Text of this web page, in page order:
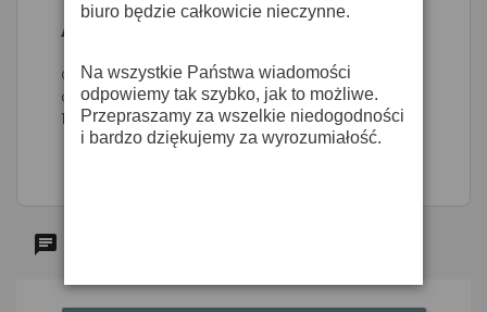
Apart CM 6 QFT - głośnik instalacyjny
Quick fit system - 205 mm - 100 V - biały,
dwudrożny, 6 W nomin / 100 V, 60 W / 16 ohm,
102 dB max., pasmo 70 – 20 kHz,
biuro będzie całkowicie nieczynne.
Na wszystkie Państwa wiadomości
odpowiemy tak szybko, jak to możliwe.
Przepraszamy za wszelkie niedogodności
i bardzo dziękujemy za wyrozumiałość.